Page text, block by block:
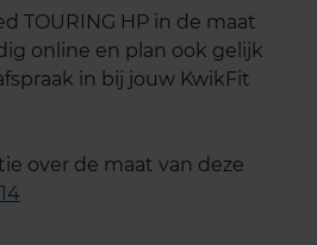
TOURING HP in de maat
online en plan ook gelijk
in bij jouw KwikFit
over de maat van deze